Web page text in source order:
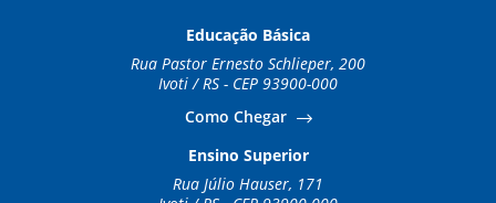
Educação Básica
Rua Pastor Ernesto Schlieper, 200
Ivoti / RS - CEP 93900-000
Como Chegar
Ensino Superior
Rua Júlio Hauser, 171